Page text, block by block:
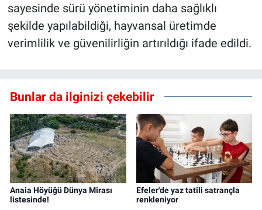
sayesinde sürü yönetiminin daha sağlıklı
şekilde yapılabildiği, hayvansal üretimde
verimlilik ve güvenilirliğin artırıldığı ifade edildi.
Bunlar da ilginizi çekebilir
Anaia Höyüğü Dünya Mirası
listesinde!
Efeler'de yaz tatili satrançla
renkleniyor